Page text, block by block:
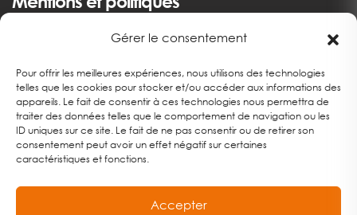
Gérer le consentement
Pour offrir les meilleures expériences, nous utilisons des technologies
telles que les cookies pour stocker et/ou accéder aux informations des
appareils. Le fait de consentir à ces technologies nous permettra de
traiter des données telles que le comportement de navigation ou les
ID uniques sur ce site. Le fait de ne pas consentir ou de retirer son
consentement peut avoir un effet négatif sur certaines
caractéristiques et fonctions.
Accepter
Politique De Confidentialité
Politique De Cookies (UE)